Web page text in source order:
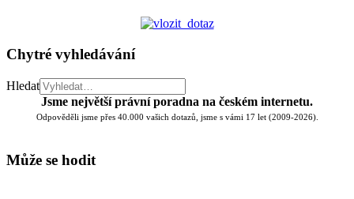
Chytré vyhledávání
Hledat
Jsme největší právní poradna na českém internetu.
Odpověděli jsme přes 40.000 vašich dotazů, jsme s vámi 17 let (2009-2026).
Může se hodit